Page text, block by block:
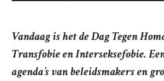
Vandaag is het de Dag Tegen
Transfobie en Interseksefobie.
agenda’s van beleidsmakers en